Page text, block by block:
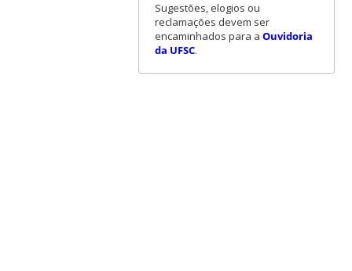
Sugestões, elogios ou
reclamações devem ser
encaminhados para a Ouvidoria
da UFSC.